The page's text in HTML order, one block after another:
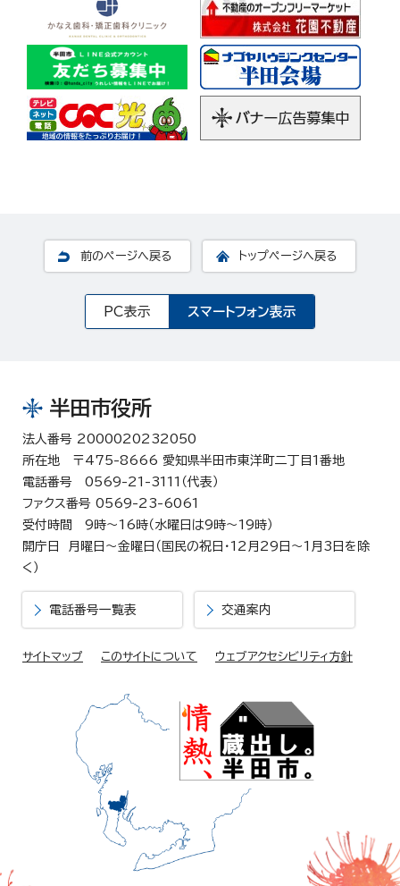
前のページへ戻る トップページへ戻る
PC表示 スマートフォン表示
半田市役所
法人番号 2000020232050
所在地 〒475-8666 愛知県半田市東洋町二丁目1番地
電話番号 0569-21-3111（代表）
ファクス番号 0569-23-6061
受付時間 9時～16時（水曜日は9時～19時）
開庁日 月曜日～金曜日（国民の祝日・12月29日～1月3日を除
く）
電話番号一覧表 交通案内
サイトマップ このサイトについて ウェブアクセシビリティ方針